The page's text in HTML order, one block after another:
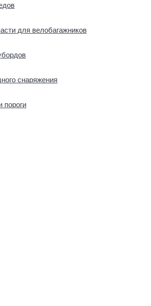
для велобагажников
снаряжения
пороги